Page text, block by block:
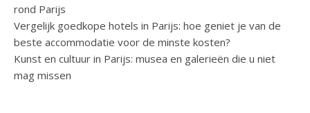
rond Parijs
Vergelijk goedkope hotels in Parijs: hoe geniet je van de
beste accommodatie voor de minste kosten?
Kunst en cultuur in Parijs: musea en galerieën die u niet
mag missen